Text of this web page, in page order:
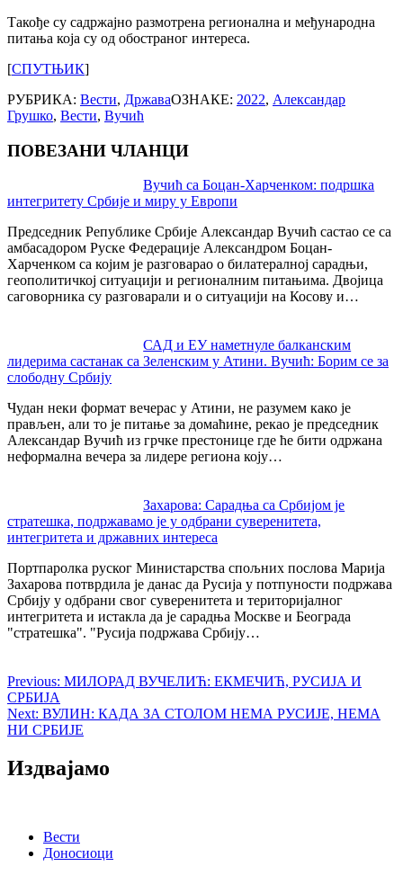
Такође су садржајно размотрена регионална и међународна
питања која су од обостраног интереса.
[СПУТЊИК]
РУБРИКА: Вести, ДржаваОЗНАКЕ: 2022, Александар
Грушко, Вести, Вучић
ПОВЕЗАНИ ЧЛАНЦИ
Вучић са Боцан-Харченком: подршка
интегритету Србије и миру у Европи
Председник Републике Србије Александар Вучић састао се са
амбасадором Руске Федерације Александром Боцан-
Харченком са којим је разговарао о билатералној сарадњи,
геополитичкој ситуацији и регионалним питањима. Двојица
саговорника су разговарали и о ситуацији на Косову и…
САД и ЕУ наметнуле балканским
лидерима састанак са Зеленским у Атини. Вучић: Борим се за
слободну Србију
Чудан неки формат вечерас у Атини, не разумем како је
прављен, али то је питање за домаћине, рекао је председник
Александар Вучић из грчке престонице где ће бити одржана
неформална вечера за лидере региона коју…
Захарова: Сарадња са Србијом је
стратешка, подржавамо је у одбрани суверенитета,
интегритета и државних интереса
Портпаролка руског Министарства спољних послова Марија
Захарова потврдила је данас да Русија у потпуности подржава
Србију у одбрани свог суверенитета и територијалног
интегритета и истакла да је сарадња Москве и Београда
"стратешка". "Русија подржава Србију…
navigation
Previous: МИЛОРАД ВУЧЕЛИЋ: ЕКМЕЧИЋ, РУСИЈА И
СРБИЈА
Next: ВУЛИН: КАДА ЗА СТОЛОМ НЕМА РУСИЈЕ, НЕМА
НИ СРБИЈЕ
Издвајамо
Вести
Доносиоци